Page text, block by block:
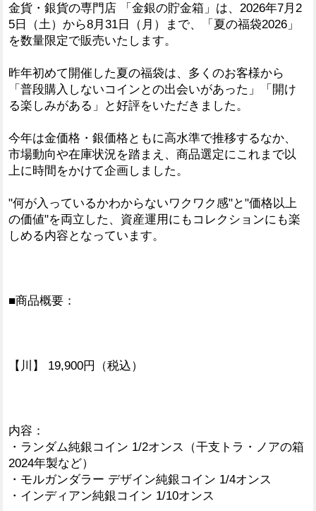
金貨・銀貨の専門店 「金銀の貯金箱」は、2026年7月2
5日（土）から8月31日（月）まで、「夏の福袋2026」
を数量限定で販売いたします。
昨年初めて開催した夏の福袋は、多くのお客様から
「普段購入しないコインとの出会いがあった」「開け
る楽しみがある」と好評をいただきました。
今年は金価格・銀価格ともに高水準で推移するなか、
市場動向や在庫状況を踏まえ、商品選定にこれまで以
上に時間をかけて企画しました。
"何が入っているかわからないワクワク感"と"価格以上
の価値"を両立した、資産運用にもコレクションにも楽
しめる内容となっています。
■商品概要：
【川】 19,900円（税込）
内容：
・ランダム純銀コイン 1/2オンス（干支トラ・ノアの箱
2024年製など）
・モルガンダラー デザイン純銀コイン 1/4オンス
・インディアン純銀コイン 1/10オンス